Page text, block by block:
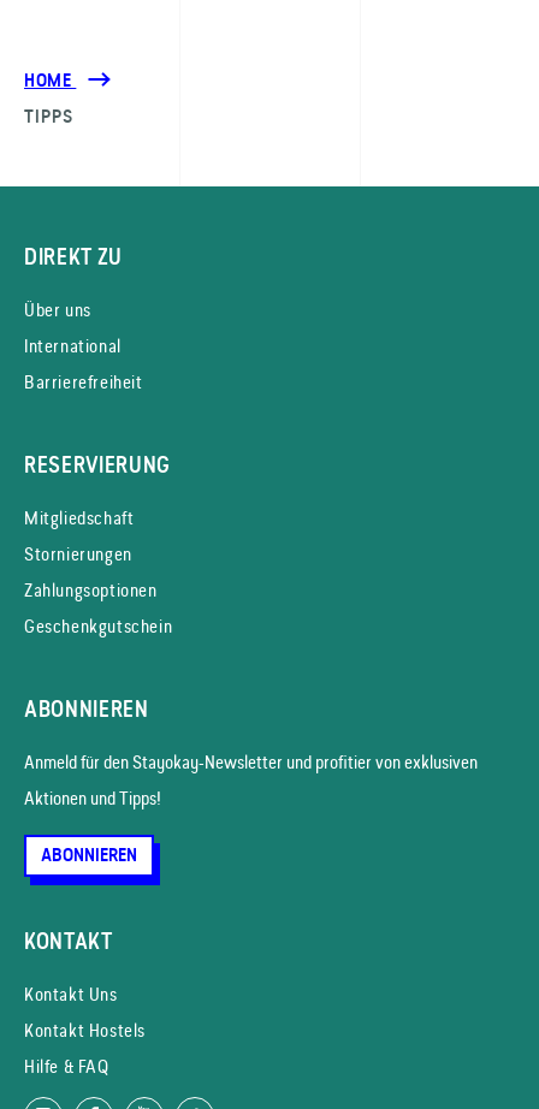
HOME
TIPPS
DIREKT ZU
Über uns
International
Barrierefreiheit
RESERVIERUNG
Mitgliedschaft
Stornierungen
Zahlungsoptionen
Geschenkgutschein
ABONNIEREN
Anmeld für den Stayokay-News­letter und profitier von exklusiven
Aktionen und Tipps!
ABONNIEREN
KONTAKT
Kontakt Uns
Kontakt Hostels
Hilfe & FAQ